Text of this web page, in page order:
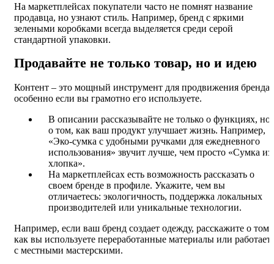
На маркетплейсах покупатели часто не помнят название
продавца, но узнают стиль. Например, бренд с яркими
зелеными коробками всегда выделяется среди серой
стандартной упаковки.
Продавайте не только товар, но и идею
Контент – это мощный инструмент для продвижения бренда,
особенно если вы грамотно его используете.
В описании рассказывайте не только о функциях, но
о том, как ваш продукт улучшает жизнь. Например,
«Эко-сумка с удобными ручками для ежедневного
использования» звучит лучше, чем просто «Сумка из
хлопка».
На маркетплейсах есть возможность рассказать о
своем бренде в профиле. Укажите, чем вы
отличаетесь: экологичность, поддержка локальных
производителей или уникальные технологии.
Например, если ваш бренд создает одежду, расскажите о том,
как вы используете переработанные материалы или
с местными мастерскими.